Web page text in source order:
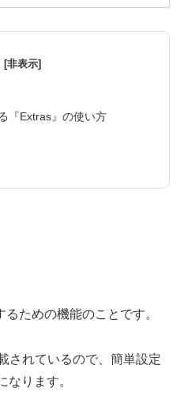
『Extras』の使い方
るための機能のことです。
されているので、簡単設定
なります。